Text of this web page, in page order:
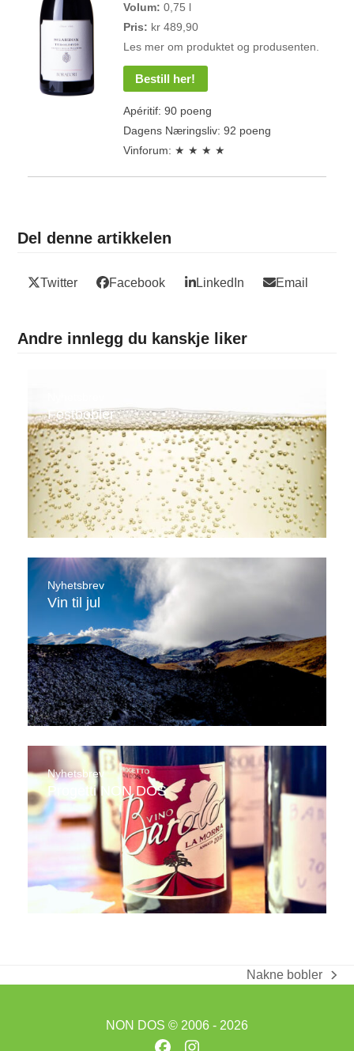
Volum: 0,75 l
Pris: kr 489,90
Les mer om produktet og produsenten.
Bestill her!
Apéritif: 90 poeng
Dagens Næringsliv: 92 poeng
Vinforum: ★ ★ ★ ★
Del denne artikkelen
Twitter Facebook LinkedIn Email
Andre innlegg du kanskje liker
Festbobler
Nyhetsbrev
Vin til jul
Nyhetsbrev
Progetti NON DOS
next
Nakne bobler
NON DOS © 2006 - 2026